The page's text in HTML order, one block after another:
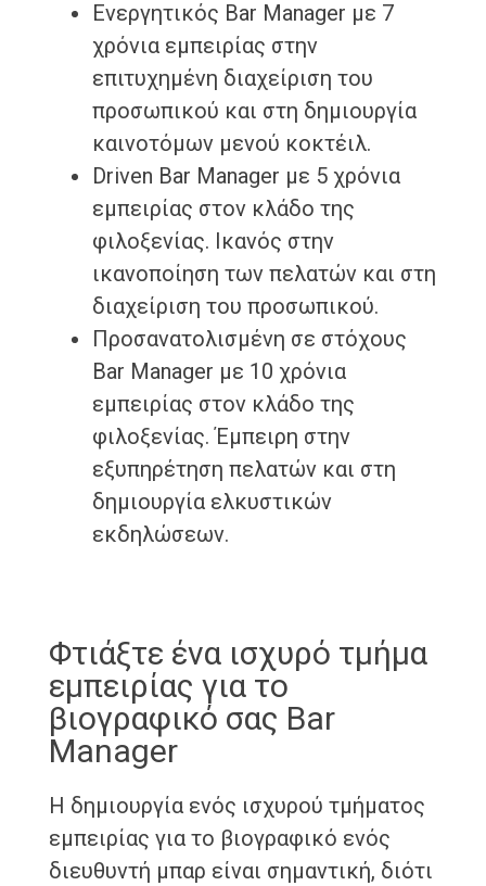
Ενεργητικός Bar Manager με 7
χρόνια εμπειρίας στην
επιτυχημένη διαχείριση του
προσωπικού και στη δημιουργία
καινοτόμων μενού κοκτέιλ.
Driven Bar Manager με 5 χρόνια
εμπειρίας στον κλάδο της
φιλοξενίας. Ικανός στην
ικανοποίηση των πελατών και στη
διαχείριση του προσωπικού.
Προσανατολισμένη σε στόχους
Bar Manager με 10 χρόνια
εμπειρίας στον κλάδο της
φιλοξενίας. Έμπειρη στην
εξυπηρέτηση πελατών και στη
δημιουργία ελκυστικών
εκδηλώσεων.
Φτιάξτε ένα ισχυρό τμήμα
εμπειρίας για το
βιογραφικό σας Bar
Manager
Η δημιουργία ενός ισχυρού τμήματος
εμπειρίας για το βιογραφικό ενός
διευθυντή μπαρ είναι σημαντική, διότι